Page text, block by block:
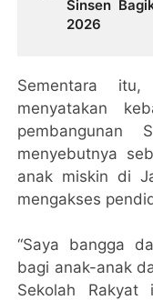
Sinsen
2026
Sementara
menyatakan
pembangunan
menyebutnya
anak miskin di
mengakses
“Saya bangga
bagi anak-anak
Sekolah Rakyat